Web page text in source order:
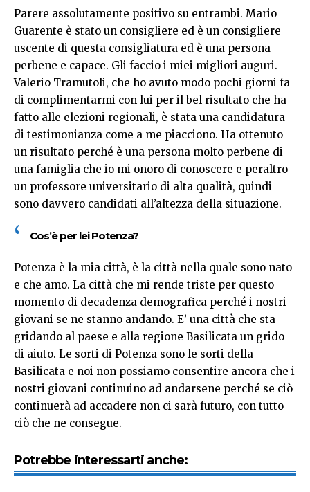
Parere assolutamente positivo su entrambi. Mario
Guarente è stato un consigliere ed è un consigliere
uscente di questa consigliatura ed è una persona
perbene e capace. Gli faccio i miei migliori auguri.
Valerio Tramutoli, che ho avuto modo pochi giorni fa
di complimentarmi con lui per il bel risultato che ha
fatto alle elezioni regionali, è stata una candidatura
di testimonianza come a me piacciono. Ha ottenuto
un risultato perché è una persona molto perbene di
una famiglia che io mi onoro di conoscere e peraltro
un professore universitario di alta qualità, quindi
sono davvero candidati all’altezza della situazione.
Cos’è per lei Potenza?
Potenza è la mia città, è la città nella quale sono nato
e che amo. La città che mi rende triste per questo
momento di decadenza demografica perché i nostri
giovani se ne stanno andando. E’ una città che sta
gridando al paese e alla regione Basilicata un grido
di aiuto. Le sorti di Potenza sono le sorti della
Basilicata e noi non possiamo consentire ancora che i
nostri giovani continuino ad andarsene perché se ciò
continuerà ad accadere non ci sarà futuro, con tutto
ciò che ne consegue.
Potrebbe interessarti anche: